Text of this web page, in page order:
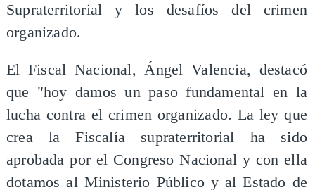
Supraterritorial y los desafíos del crimen
organizado.
El Fiscal Nacional, Ángel Valencia, destacó
que "hoy damos un paso fundamental en la
lucha contra el crimen organizado. La ley que
crea la Fiscalía supraterritorial ha sido
aprobada por el Congreso Nacional y con ella
dotamos al Ministerio Público y al Estado de